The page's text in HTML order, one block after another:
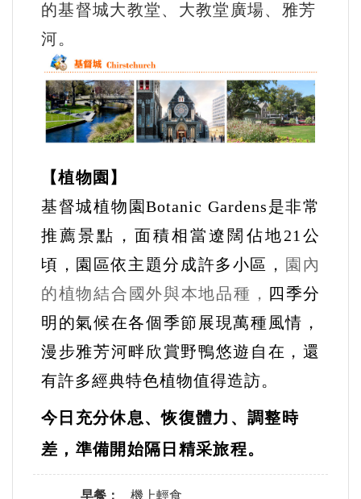
的基督城大教堂、大教堂廣場、雅芳
河。
【植物園】
基督城植物園Botanic Gardens是非常
推薦景點，面積相當遼闊佔地21 公
頃，園區依主題分成許多小區， 園內
的植物結合國外與本地品種， 四季分
明的氣候在各個季節展現萬種風情，
漫步雅芳河畔欣賞野鴨悠遊自在，還
有許多經典特色植物值得造訪。
今日充分休息、恢復體力、調整時
差，準備開始隔日精采旅程。
早餐： 機上輕食